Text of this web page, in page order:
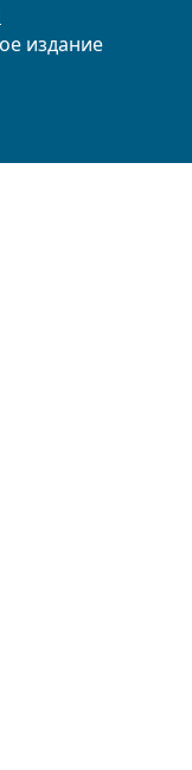
издание